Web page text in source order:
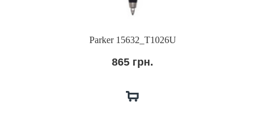
Parker 15632_Т1026U
865 грн.